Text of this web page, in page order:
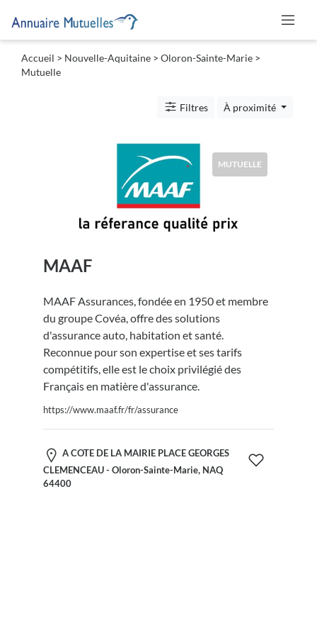
Catégories
Soumettre
Accueil > Nouvelle-Aquitaine > Oloron-Sainte-Marie >
Mutuelle
Filtres À proximité
MUTUELLE
MAAF
MAAF Assurances, fondée en 1950 et membre
du groupe Covéa, offre des solutions
d'assurance auto, habitation et santé.
Reconnue pour son expertise et ses tarifs
compétitifs, elle est le choix privilégié des
Français en matière d'assurance.
https://www.maaf.fr/fr/assurance
A COTE DE LA MAIRIE PLACE GEORGES
CLEMENCEAU - Oloron-Sainte-Marie, NAQ
64400